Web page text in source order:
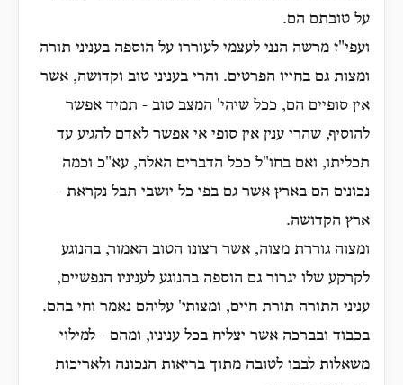
על טובתם הם.
ועפי"ז מרשה הנני לעצמי לעוררו על הוספה בעניני תורה
ומצות גם בחייו הפרטים. והרי בעניני טוב וקדושה, אשר
אין סופיים הם, ככל שיהי' המצב טוב - תמיד אפשר
להוסיף, שהרי ענין אין סופי אי אפשר לאדם להגיע עד
תכליתו, ואם בחו"ל ככל הדברים האלה, עא"כ וכמה
נכונים הם בארץ אשר גם בפי כל יושבי תבל נקראת -
ארץ הקדושה.
ומצוה גוררת מצוה, אשר רצונו הטוב האמור, בהנוגע
לקרקע שלו יגרור גם הוספה בהנוגע לעניניו הנפשיים,
עניני התורה תורת חיים, ומצותי' עליהם נאמר וחי בהם.
בכבוד ובברכה אשר יצליח בכל עניניו, ומהם - למילוי
משאלות לבבו לטובה מתוך בריאות הנכונה ולאריכות